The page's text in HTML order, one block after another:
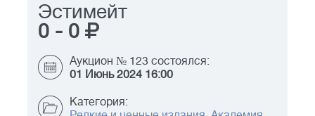
Эстимейт
0 - 0
Аукцион № 123 состоялся:
01 Июнь 2024 16:00
Категория: